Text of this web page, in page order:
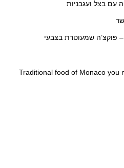
Fougasse monégasque – פוקצ’ה שמעוטרת בצבעי